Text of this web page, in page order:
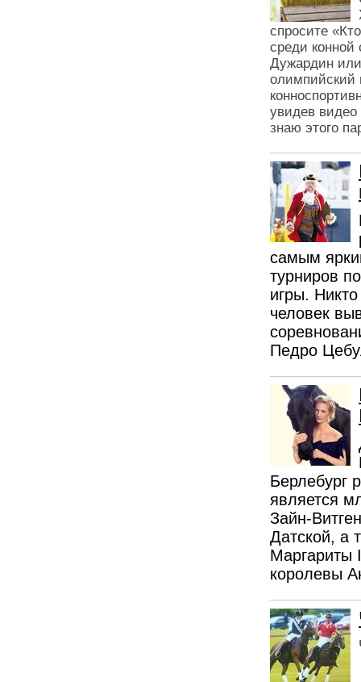
спросите
среди конной
Дужардин
олимпийский
увидев видео
знаю этого
самым
турниров
игры.
человек
Педро
Берлебург
является
Зайн-
Датской, а
Маргариты
королевы